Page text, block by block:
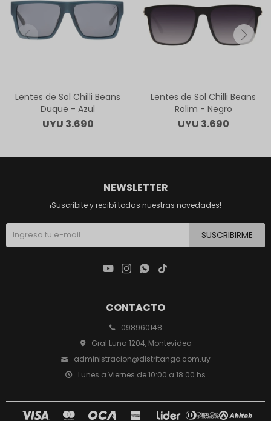
Lentes de Sol Chilli Beans
Duque - Azul
UYU 3.690
Lentes de Sol Chilli Beans
Rolim - Negro
UYU 3.690
CONTACTO
098960148
Gral Luna 1204, Montevideo
administracion@distritango.com.uy
Lunes a Viernes de 10:00 a 18:00 hs
NEWSLETTER
¡Suscribite y recibí todas nuestras novedades!
SUSCRIBIRME
   